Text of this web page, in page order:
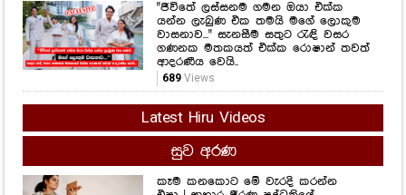
"ජීවිතේ ලස්සනම ගමන ඔයා එක්ක
යන්න ලැබුණ එක තමයි මගේ ලොකුම
වාසනාව..." සැනසීම සතුට රැඳි වසර
ගණනක මතකයත් එක්ක රොෂාන් තවත්
ආදරණීය වෙයි..
689Views
Latest Hiru Videos
සුව අරණ
කෑම කනකොට මේ වැරදි කරන්න